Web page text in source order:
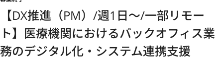
【DX推進（PM）/週1日〜/一部リモー
ト】医療機関におけるバックオフィス業
務のデジタル化・システム連携支援